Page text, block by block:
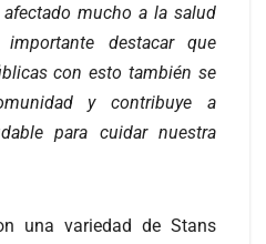
mucho a la salud
destacar que
con esto también se
y contribuye a
para cuidar nuestra
una variedad de Stans